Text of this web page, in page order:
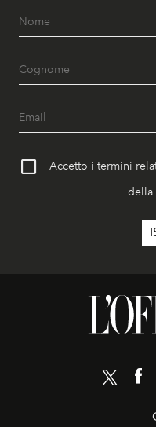
Accetto i termini
della